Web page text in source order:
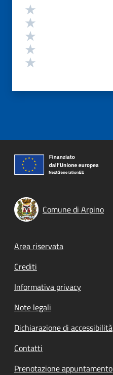
Valutazione
Comune di Arpino
Footer menu
Area riservata
Crediti
Informativa privacy
Note legali
Dichiarazione di accessibilità
Contatti
Prenotazione appuntamento